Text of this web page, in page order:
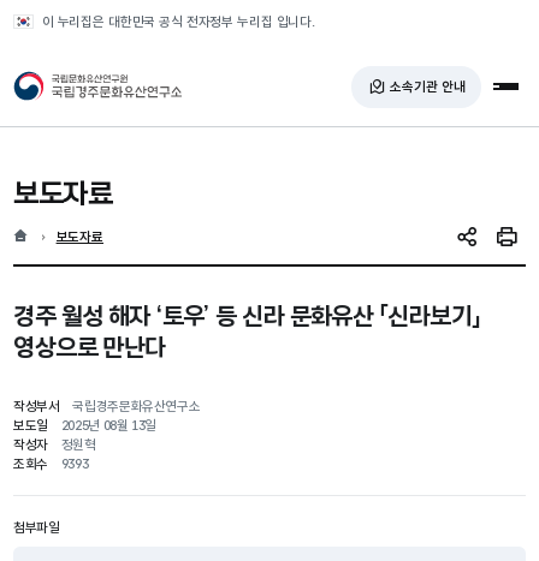
이 누리집은 대한민국 공식 전자정부 누리집 입니다.
국가유산청 국립경주문화유산연구소 소속기관 안내 전
보도자료
홈 현재 위치
보도자료 SNS 공유인쇄
경주 월성 해자 ‘토우’ 등 신라 문화유산 「신라보기」
영상으로 만난다
작성부서
국립경주문화유산연구소
보도일
2025년 08월 13일
작성자
정원혁
조회수
9393
첨부파일